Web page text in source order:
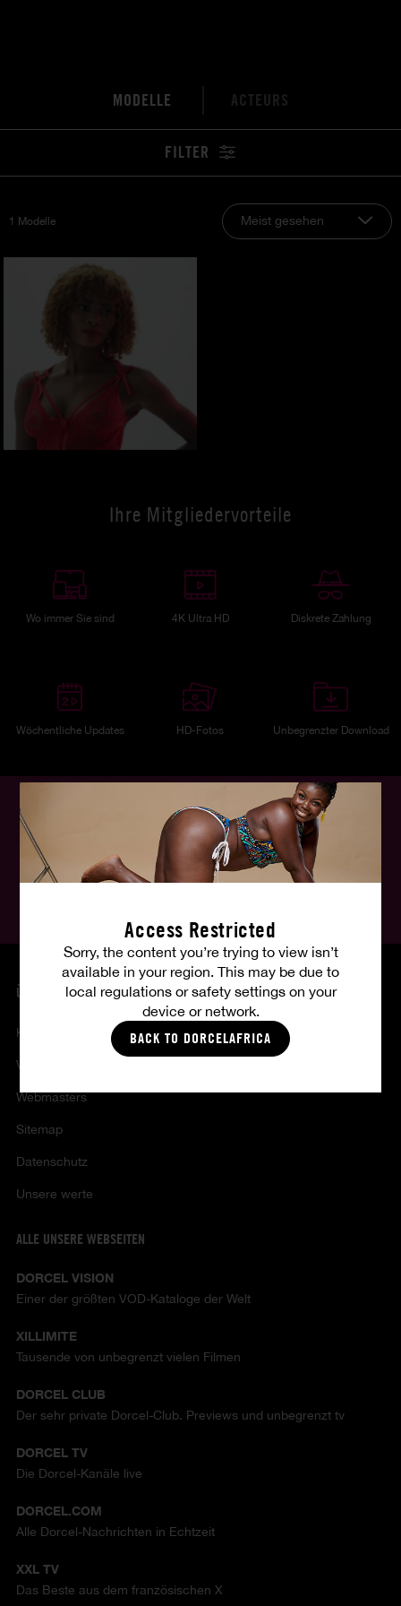
Access Restricted
Sorry, the content you’re trying to view isn’t
available in your region. This may be due to
local regulations or safety settings on your
device or network.
BACK TO DORCELAFRICA
MODELLE ACTEURS
FILTER
1 Modelle Meist gesehen
Ihre Mitgliedervorteile
Wo immer Sie sind 4K Ultra HD Diskrete Zahlung
Wöchentliche Updates HD-Fotos Unbegrenzter Download
Folgen Sie uns, folgen Sie Ihren Fantasien:
ÜBER UNS
Kontakt
Verkaufs - und nutzungsbedingungen
Webmasters
Sitemap
Datenschutz
Unsere werte
ALLE UNSERE WEBSEITEN
DORCEL VISION
Einer der größten VOD-Kataloge der Welt
XILLIMITE
Tausende von unbegrenzt vielen Filmen
DORCEL CLUB
Der sehr private Dorcel-Club. Previews und unbegrenzt tv
DORCEL TV
Die Dorcel-Kanäle live
DORCEL.COM
Alle Dorcel-Nachrichten in Echtzeit
XXL TV
Das Beste aus dem französischen X